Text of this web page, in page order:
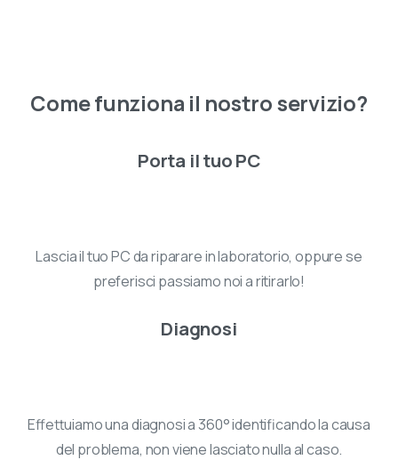
Comefunziona il nostroservizio?
Porta il tuo PC
Lascia il tuo PC da riparare in laboratorio, oppure se
preferisci passiamo noi a ritirarlo!
Diagnosi
Effettuiamo una diagnosi a 360° identificando la causa
del problema, non viene lasciato nulla al caso.